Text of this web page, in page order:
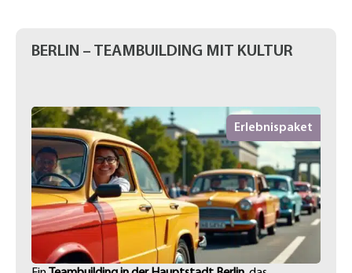
BERLIN – TEAMBUILDING MIT KULTUR
Erlebnispaket